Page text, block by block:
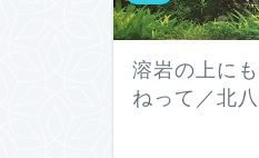
溶岩の上に
ねって／北